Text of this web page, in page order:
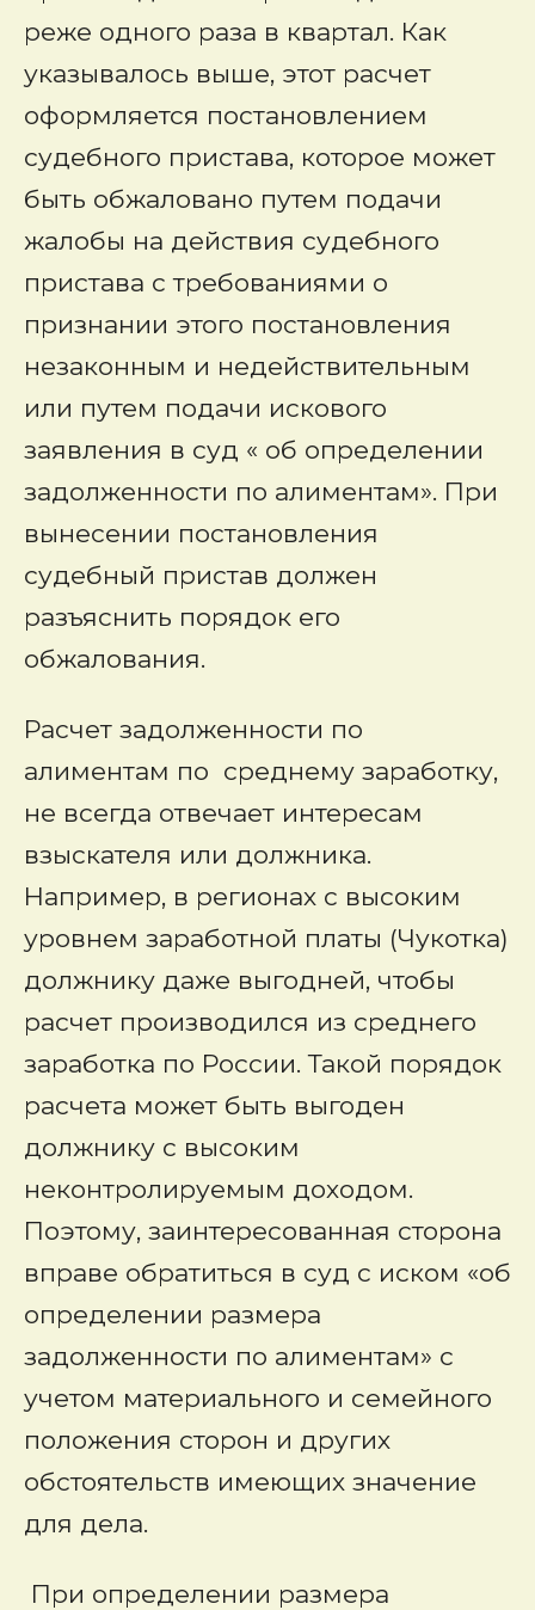
реже одного раза в квартал. Как
указывалось выше, этот расчет
оформляется постановлением
судебного пристава, которое может
быть обжаловано путем подачи
жалобы на действия судебного
пристава с требованиями о
признании этого постановления
незаконным и недействительным
или путем подачи искового
заявления в суд « об определении
задолженности по алиментам». При
вынесении постановления
судебный пристав должен
разъяснить порядок его
обжалования.
Расчет задолженности по
алиментам по среднему заработку,
не всегда отвечает интересам
взыскателя или должника.
Например, в регионах с высоким
уровнем заработной платы (Чукотка)
должнику даже выгодней, чтобы
расчет производился из среднего
заработка по России. Такой порядок
расчета может быть выгоден
должнику с высоким
неконтролируемым доходом.
Поэтому, заинтересованная сторона
вправе обратиться в суд с иском «об
определении размера
задолженности по алиментам» с
учетом материального и семейного
положения сторон и других
обстоятельств имеющих значение
для дела.
При определении размера